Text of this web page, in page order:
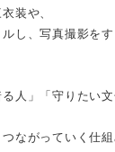
装や、
し、写真撮影を
る人」「守りたい
ながっていく仕